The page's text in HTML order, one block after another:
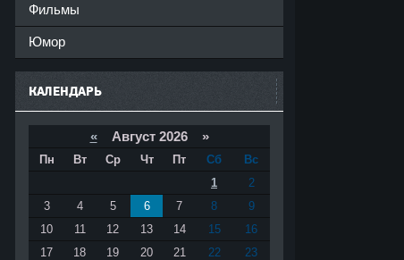
Фильмы
Юмор
КАЛЕНДАРЬ
«Август 2026 »
Пн Вт Ср Чт Пт Сб
Вс
1
2
3
4 5 6 7 8
9
10
11 12 13 14 15
16
17
18 19 20 21 22
23